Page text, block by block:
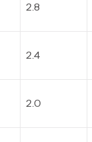
2.8
2.4
2.0